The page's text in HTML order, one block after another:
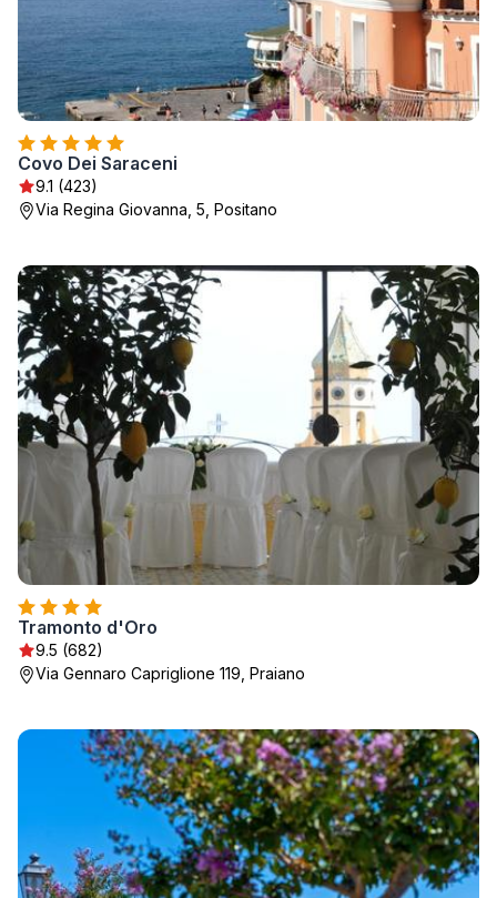
Covo Dei Saraceni
9.1 (423)
Via Regina Giovanna, 5, Positano
Tramonto d'Oro
9.5 (682)
Via Gennaro Capriglione 119, Praiano